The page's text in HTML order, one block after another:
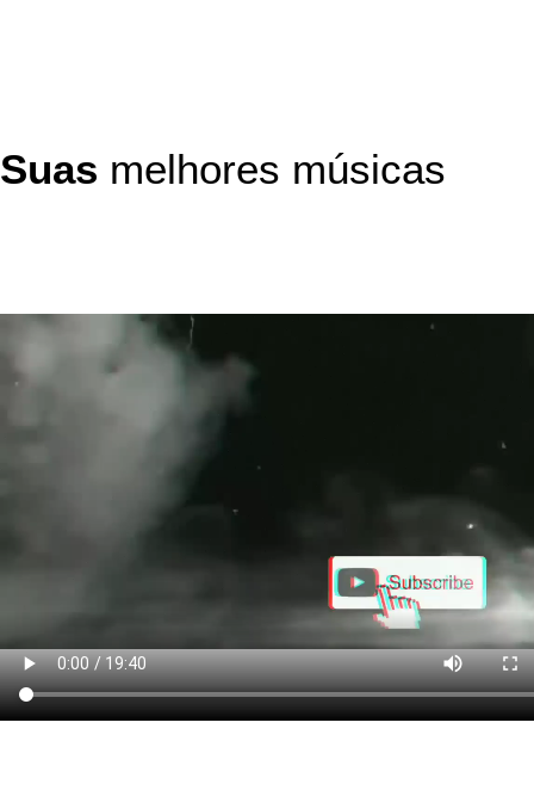
Suas melhores músicas